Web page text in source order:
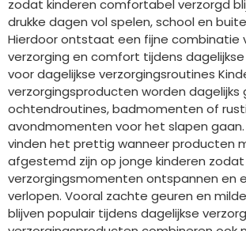
zodat kinderen comfortabel verzorgd
drukke dagen vol spelen, school en
Hierdoor ontstaat een fijne combinatie
verzorging en comfort tijdens dagelijkse
voor dagelijkse verzorgingsroutines
verzorgingsproducten worden dagelijks
ochtendroutines, badmomenten of
avondmomenten voor het slapen gaan.
vinden het prettig wanneer producten
afgestemd zijn op jonge kinderen zodat
verzorgingsmomenten ontspannen en
verlopen. Vooral zachte geuren en
blijven populair tijdens dagelijkse